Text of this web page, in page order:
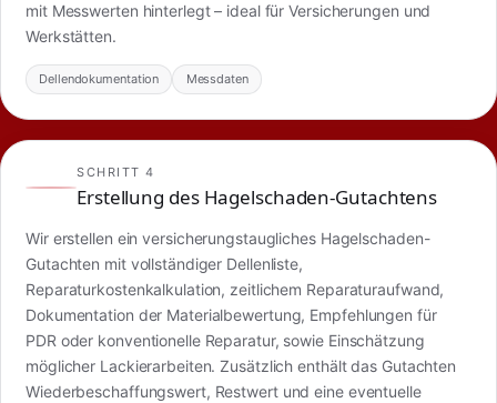
mit Messwerten hinterlegt – ideal für Versicherungen und
Werkstätten.
Dellendokumentation Messdaten
SCHRITT 4
Erstellung des Hagelschaden-Gutachtens
Wir erstellen ein versicherungstaugliches Hagelschaden-
Gutachten mit vollständiger Dellenliste,
Reparaturkostenkalkulation, zeitlichem Reparaturaufwand,
Dokumentation der Materialbewertung, Empfehlungen für
PDR oder konventionelle Reparatur, sowie Einschätzung
möglicher Lackierarbeiten. Zusätzlich enthält das Gutachten
Wiederbeschaffungswert, Restwert und eine eventuelle